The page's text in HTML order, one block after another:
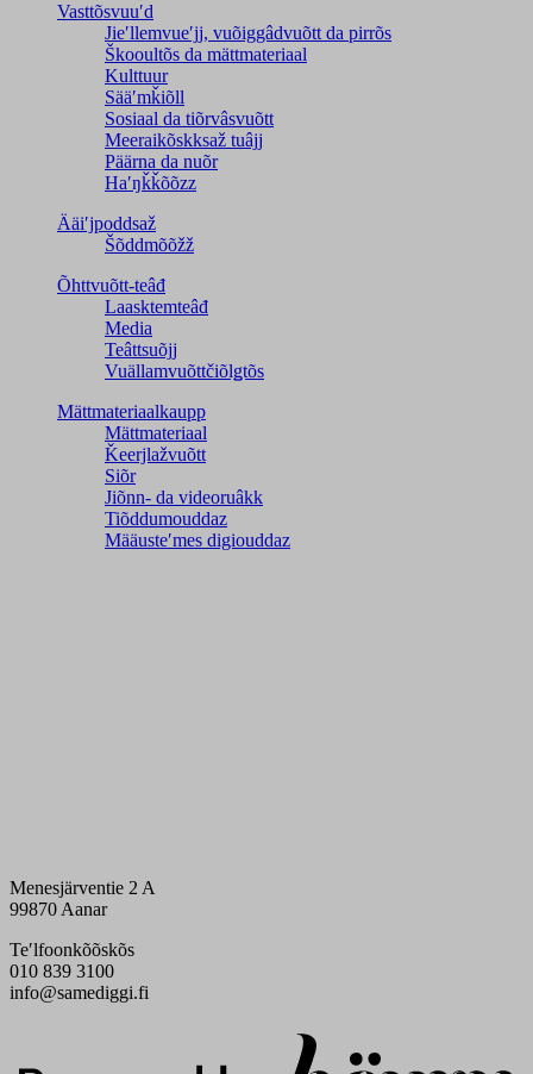
Vasttõsvuuʹd
Jieʹllemvueʹjj, vuõiggâdvuõtt da pirrõs
Škooultõs da mättmateriaal
Kulttuur
Sääʹmǩiõll
Sosiaal da tiõrvâsvuõtt
Meeraikõskksaž tuâjj
Päärna da nuõr
Haʹŋǩǩõõzz
Ääiʹjpoddsaž
Šõddmõõžž
Õhttvuõtt-teâđ
Laasktemteâđ
Media
Teâttsuõjj
Vuällamvuõttčiõlǥtõs
Mättmateriaalkaupp
Mättmateriaal
Ǩeerjlažvuõtt
Siõr
Jiõnn- da videoruâkk
Tiõddumouddaz
Määusteʹmes digiouddaz
Menesjärventie 2 A
99870 Aanar
Teʹlfoonkõõskõs
010 839 3100
info@samediggi.fi